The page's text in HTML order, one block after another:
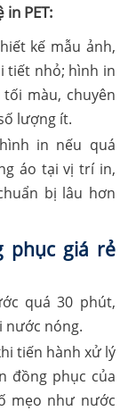
PET:
kế mẫu ảnh,
tiết nhỏ; hình in
màu, chuyên
lượng ít.
in nếu quá
áo tại vị trí in,
bị lâu hơn
phục giá rẻ
quá 30 phút,
nước nóng.
tiến hành xử lý
đồng phục của
mẹo như nước